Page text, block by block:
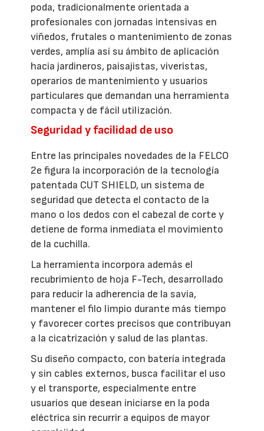
poda, tradicionalmente orientada a
profesionales con jornadas intensivas en
viñedos, frutales o mantenimiento de zonas
verdes, amplía así su ámbito de aplicación
hacia jardineros, paisajistas, viveristas,
operarios de mantenimiento y usuarios
particulares que demandan una herramienta
compacta y de fácil utilización.
Seguridad y facilidad de uso
Entre las principales novedades de la FELCO
2e figura la incorporación de la tecnología
patentada CUT SHIELD, un sistema de
seguridad que detecta el contacto de la
mano o los dedos con el cabezal de corte y
detiene de forma inmediata el movimiento
de la cuchilla.
La herramienta incorpora además el
recubrimiento de hoja F-Tech, desarrollado
para reducir la adherencia de la savia,
mantener el filo limpio durante más tiempo
y favorecer cortes precisos que contribuyan
a la cicatrización y salud de las plantas.
Su diseño compacto, con batería integrada
y sin cables externos, busca facilitar el uso
y el transporte, especialmente entre
usuarios que desean iniciarse en la poda
eléctrica sin recurrir a equipos de mayor